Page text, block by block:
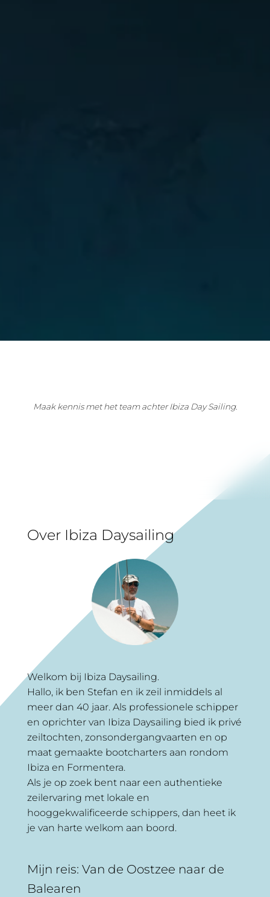
Maak kennis met het team achter Ibiza Day Sailing.
Over Ibiza Daysailing
Welkom bij Ibiza Daysailing.
Hallo, ik ben Stefan en ik zeil inmiddels al
meer dan 40 jaar. Als professionele schipper
en oprichter van Ibiza Daysailing bied ik privé
zeiltochten, zonsondergangvaarten en op
maat gemaakte bootcharters aan rondom
Ibiza en Formentera.
Als je op zoek bent naar een authentieke
zeilervaring met lokale en
hooggekwalificeerde schippers, dan heet ik
je van harte welkom aan boord.
Mijn reis: Van de Oostzee naar de
Balearen